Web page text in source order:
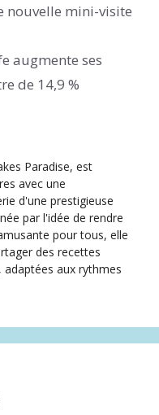
nouvelle mini-visite
augmente ses
de 14,9 %
Paradise, est
avec une
d'une prestigieuse
par l'idée de rendre
pour tous, elle
des recettes
adaptées aux rythmes